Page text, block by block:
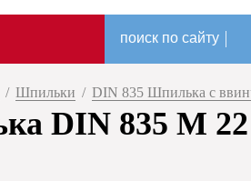
поиск по сайту
/ Шпильки / DIN 835 Шпилька с
DIN 835 M 22